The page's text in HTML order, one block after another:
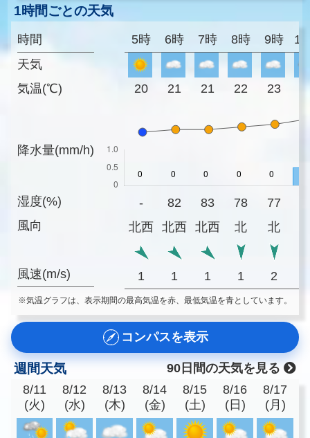
1時間ごとの天気
時間
天気
気温(℃)
降水量(mm/h)
湿度(%)
風向
風速(m/s)
5時 6時 7時 8時 9時
20 21 21 22 23
- 82 83 78 77
北西
北西 北西 北 北
1 1 1 1 2
※気温グラフは、表示期間の最高気温を赤、最低気温を青としています。
コンパスを表示
週間天気
90日間の天気を見る
8/11
(火)
8/12
(水)
8/13
(木)
8/14
(金)
8/15
(土)
8/16
(日)
8/17
(月)